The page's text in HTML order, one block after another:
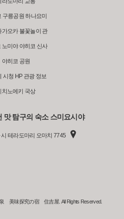
구릉공원 하나요미
가오카 불꽃놀이 관
노미야 야히코 신사
야히코 공원
시청 HP 관광 정보
치노에키 국상
맛 탐구의 숙소 스미요시야
테라도마리 오마치 7745
美味探究の宿 住吉屋. All Rights Reserved.